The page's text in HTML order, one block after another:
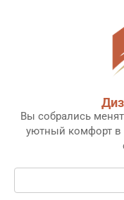
Вы собрались
уютный комфорт в
Поиск: